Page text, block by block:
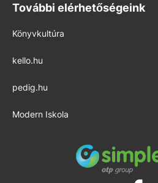
További elérhetőségeink
Könyvkultúra
kello.hu
pedig.hu
Modern Iskola